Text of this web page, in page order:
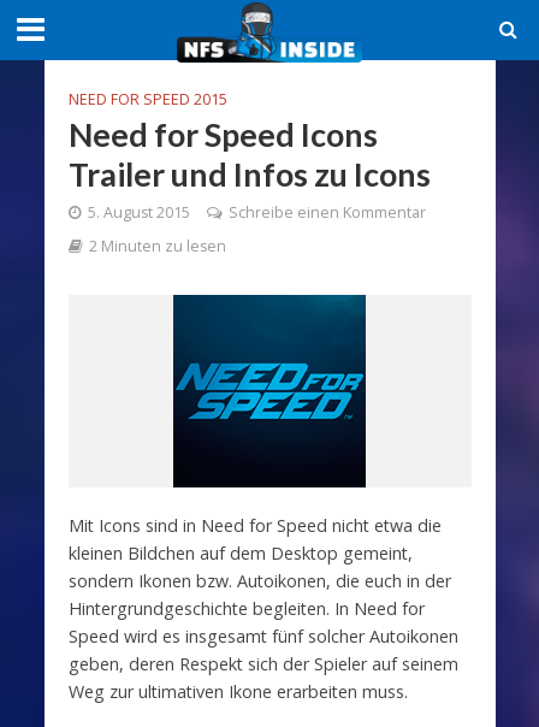
NEED FOR SPEED 2015
Need for Speed Icons
Trailer und Infos zu Icons
5. August 2015
Schreibe einen Kommentar
2 Minuten zu lesen
Mit Icons sind in Need for Speed nicht etwa die
kleinen Bildchen auf dem Desktop gemeint,
sondern Ikonen bzw. Autoikonen, die euch in der
Hintergrundgeschichte begleiten. In Need for
Speed wird es insgesamt fünf solcher Autoikonen
geben, deren Respekt sich der Spieler auf seinem
Weg zur ultimativen Ikone erarbeiten muss.